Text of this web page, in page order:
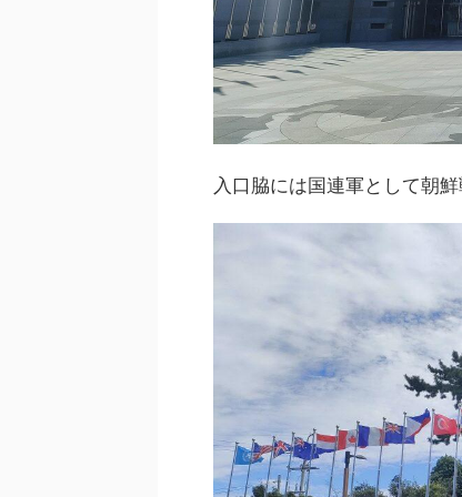
入口脇には国連軍として朝